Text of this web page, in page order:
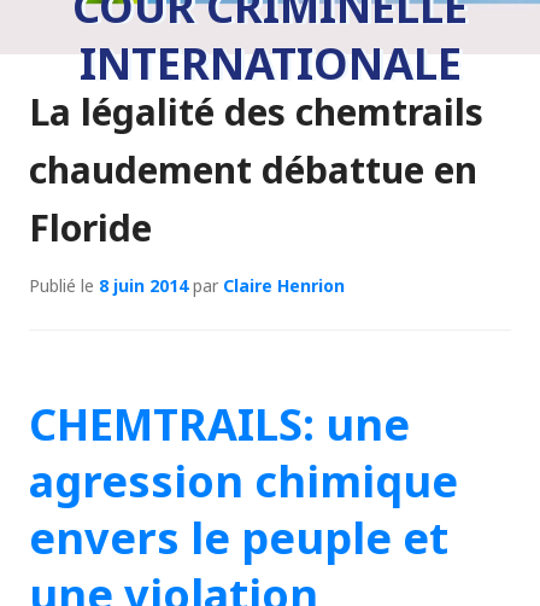
INTERNATIONALE
La légalité des chemtrails
chaudement débattue en
Floride
Publié le 8 juin 2014par Claire Henrion
CHEMTRAILS: une
agression chimique
envers le peuple et